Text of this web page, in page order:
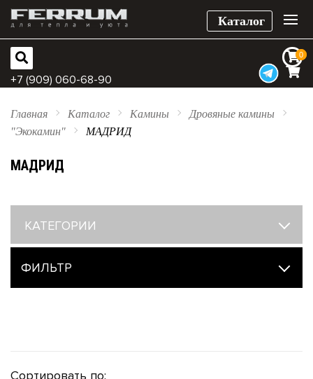
Каталог
0
0
+7 (909) 060-68-90
Главная Каталог Камины
Дровяные камины
"Экокамин"
МАДРИД
МАДРИД
КАТЕГОРИИ
ФИЛЬТР
Сортировать по: